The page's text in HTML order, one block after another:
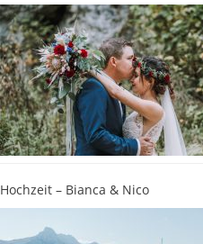
Hochzeit – Bianca & Nico